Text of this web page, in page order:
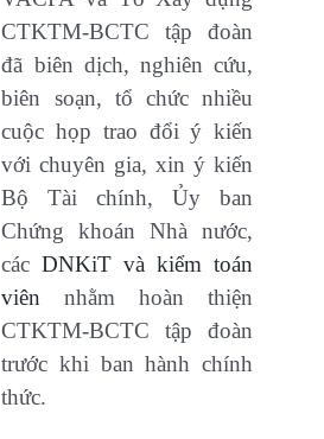
CTKTM-BCTC tập đoàn
đã biên dịch, nghiên cứu,
biên soạn, tổ chức nhiều
cuộc họp trao đổi ý kiến
với chuyên gia, xin ý kiến
Bộ Tài chính, Ủy ban
Chứng khoán Nhà nước,
cácDNKiT và kiểm toán
viên nhằm hoàn thiện
CTKTM-BCTC tập đoàn
trước khi ban hành chính
thức.